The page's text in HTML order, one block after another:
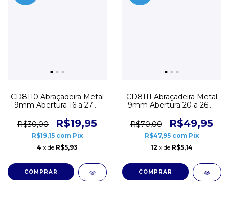
CD8110 Abraçadeira Metal
9mm Abertura 16 a 27m
R$30,00
R$19,95
R$19,15 com Pix
4 x de R$5,93
CD8111 Abraçadeira Metal
9mm Abertura 20 a 26m
R$70,00
R$49,95
R$47,95 com Pix
12 x de R$5,14